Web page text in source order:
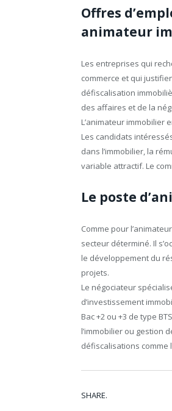
Offres
animateur
Les entreprises qui
commerce et qui
défiscalisation
des affaires et de la
L’animateur immobilier
Les candidats
dans l’immobilier, la
variable attractif. Le
Le poste
Comme pour
secteur déterminé. Il
le développement du
projets.
Le négociateur
d’investissement
Bac +2 ou +3 de type
l’immobilier ou gestion
défiscalisations comme
SHARE.